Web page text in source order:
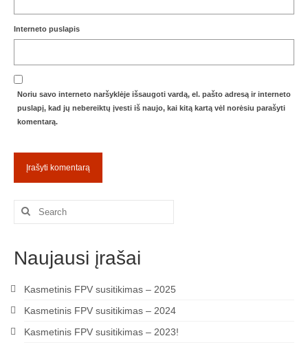
Žiemos angaras (2016-2017)
Interneto puslapis
Noriu savo interneto naršyklėje išsaugoti vardą, el. pašto adresą ir interneto
puslapį, kad jų nebereiktų įvesti iš naujo, kai kitą kartą vėl norėsiu parašyti
komentarą.
Search
Naujausi įrašai
Kasmetinis FPV susitikimas – 2025
Kasmetinis FPV susitikimas – 2024
Kasmetinis FPV susitikimas – 2023!